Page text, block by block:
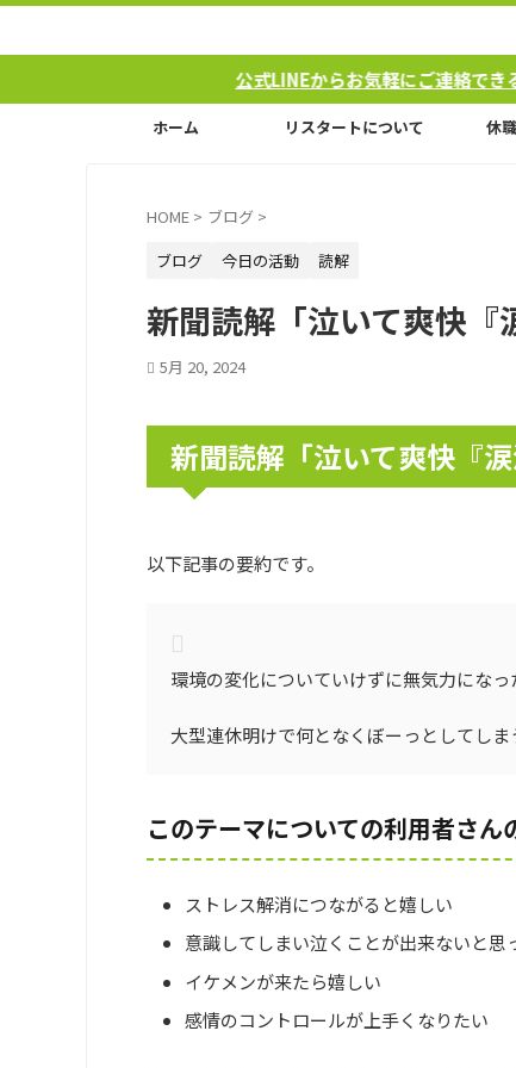
公式LINEからお気軽にご連絡できるようにな
ホーム リスタートについて 休
HOME > ブログ >
ブログ
今日の活動 読解
新聞読解「泣いて爽快『
5月 20, 2024
新聞読解「泣いて爽快『涙
以下記事の要約です。
環境の変化についていけずに無気力にな
大型連休明けで何となくぼーっとしてしま
このテーマについての利用者さん
ストレス解消につながると嬉しい
意識してしまい泣くことが出来ないと思
イケメンが来たら嬉しい
感情のコントロールが上手くなりたい